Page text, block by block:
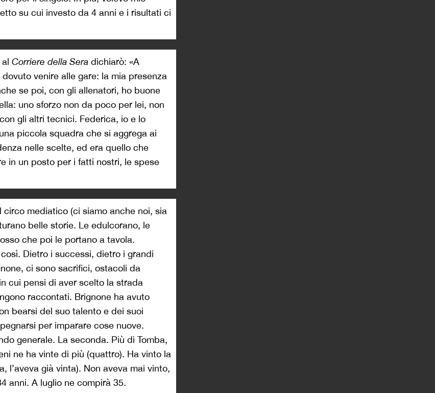
su cui investo da 4 anni e i risultati ci
Corriere della Sera dichiarò: «A
venire alle gare: la mia presenza
se poi, con gli allenatori, ho buone
uno sforzo non da poco per lei, non
gli altri tecnici. Federica, io e lo
piccola squadra che si aggrega ai
nelle scelte, ed era quello che
in un posto per i fatti nostri, le spese
mediatico (ci siamo anche noi, sia
belle storie. Le edulcorano, le
che poi le portano a tavola.
Dietro i successi, dietro i grandi
ci sono sacrifici, ostacoli da
cui pensi di aver scelto la strada
raccontati. Brignone ha avuto
bearsi del suo talento e dei suoi
per imparare cose nuove.
generale. La seconda. Più di Tomba,
ne ha vinte di più (quattro). Ha vinto la
l’aveva già vinta). Non aveva mai vinto,
anni. A luglio ne compirà 35.